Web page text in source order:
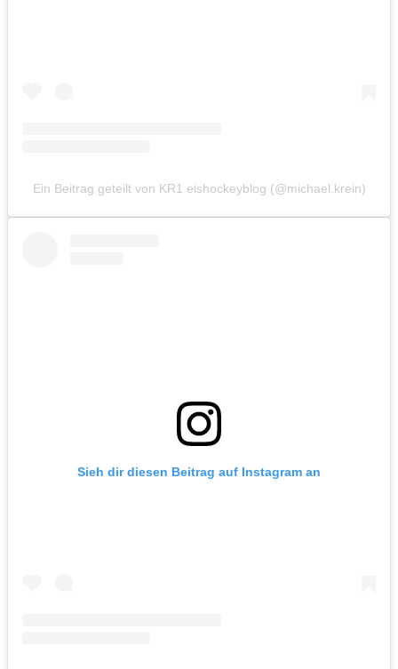
Ein Beitrag geteilt von KR1 eishockeyblog (@michael.krein)
Sieh dir diesen Beitrag auf Instagram an